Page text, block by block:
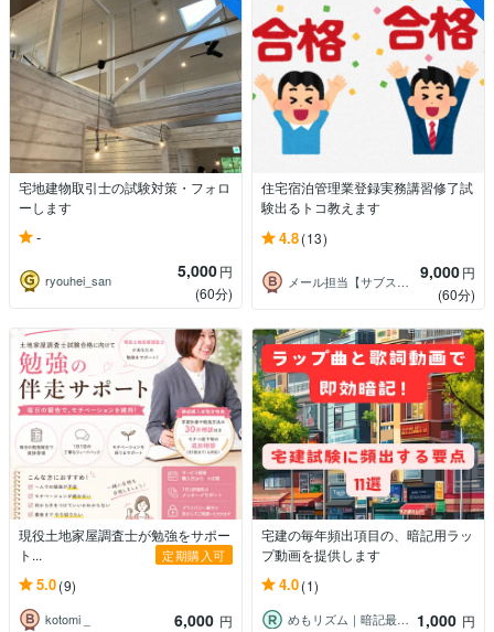
宅地建物取引士の試験対策・フォロ
ーします
-
ryouhei_san 5,000円
(60分)
住宅宿泊管理業登録実務講習修了試
験出るトコ教えます
4.8(13)
メール担当【サブスクさん】 9,000円
(60分)
現役土地家屋調査士が勉強をサポー
ト...
定期購入可
5.0(9)
kotomi _ 6,000 円
宅建の毎年頻出項目の、暗記用ラッ
プ動画を提供します
4.0(1)
めもリズム｜暗記最適化コンテンツ提供 1,000 円